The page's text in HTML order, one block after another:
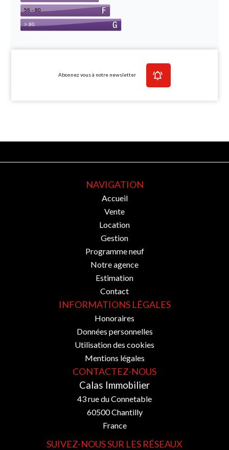
Abonnez vous à notre newsletter
NAVIGATION
Accueil
Vente
Location
Gestion
Programme neuf
Notre agence
Estimation
Contact
INFORMATIONS LÉGALES
Honoraires
Données personnelles
Utilisation des cookies
Mentions légales
CONTACTEZ-NOUS
Calas Immobilier
43 rue du Connetable
60500Chantilly
France
SUIVEZ-NOUS SUR LES RÉSEAUX